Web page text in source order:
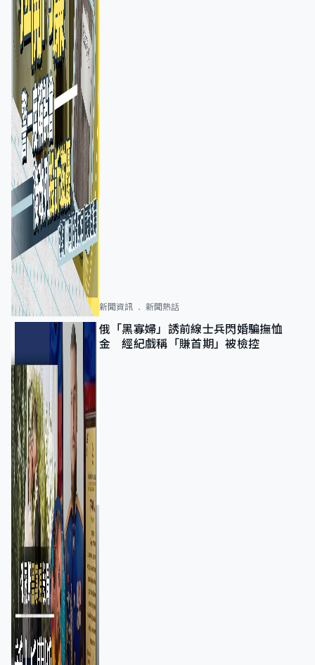
新聞資訊 新聞熱話
俄「黑寡婦」誘前線士兵閃婚騙撫恤
金 經紀戲稱「賺首期」被檢控